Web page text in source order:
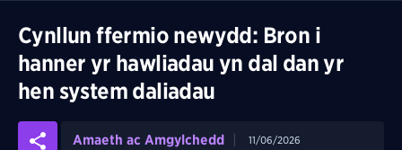
Cynllun ffermio newydd: Bron i
hanner yr hawliadau yn dal dan yr
hen system daliadau
Amaeth ac Amgylchedd 11/06/2026